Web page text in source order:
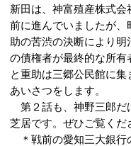
新田は、神富殖産株式
前に進んでいましたが
助の苦渋の決断により
の債権者が最終的な所有
と重助は三郷公民館に
あいさつをします。
第２話も、神野三郎だ
芝居です。ぜひご覧くだ
＊戦前の愛知三大銀行